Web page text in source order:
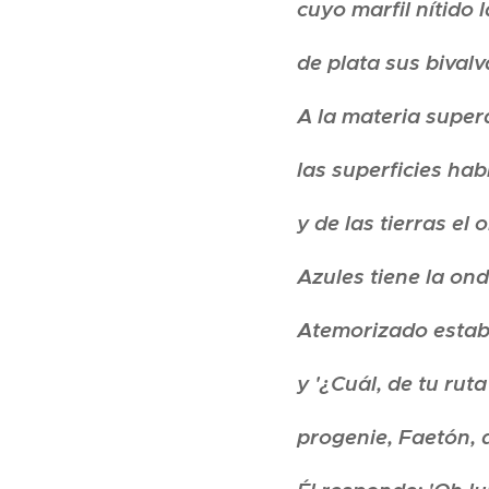
cuyo marfil nítido
de plata sus
A la materia
las superficies
y de las tierras el
Azules tiene la
Atemorizado
y '¿Cuál, de tu
progenie, Faetón,